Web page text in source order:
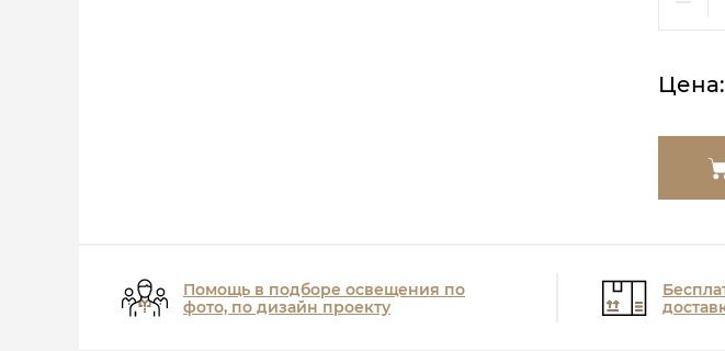
Цена:
Помощь в подборе освещения по
фото, по дизайн проекту